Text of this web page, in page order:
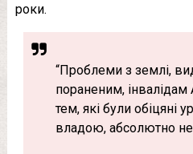
роки.
“Проблеми з землі,
пораненим, інвалідам
тем, які були обіцяні
владою, абсолютно